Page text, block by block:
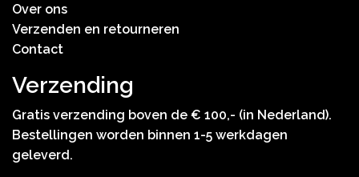
Over ons
Verzenden en retourneren
Contact
Verzending
Gratis verzending boven de € 100,- (in Nederland).
Bestellingen worden binnen 1-5 werkdagen
geleverd.